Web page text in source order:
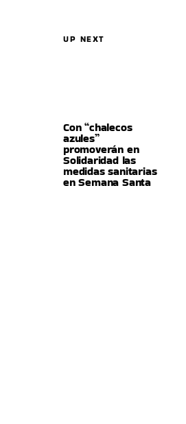
UP NEXT
Con “chalecos
azules”
promoverán en
Solidaridad las
medidas sanitarias
en Semana Santa